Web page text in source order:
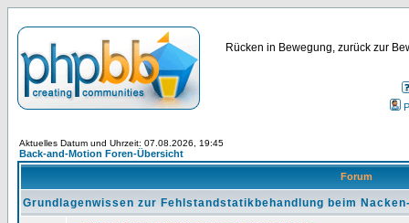
Rücken in Bewegung, zurück zur
Aktuelles Datum und Uhrzeit: 07.08.2026, 19:45
Back-and-Motion Foren-Übersicht
Forum
Grundlagenwissen zur Fehlstandstatikbehandlung beim